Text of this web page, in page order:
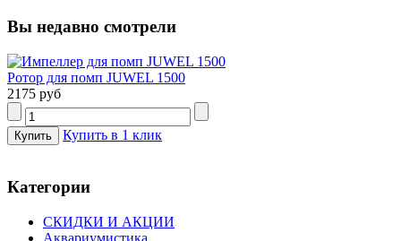
Вы недавно смотрели
Ротор для помп JUWEL 1500
2175 руб
Купить в 1 клик
Категории
СКИДКИ И АКЦИИ
Аквариумистика